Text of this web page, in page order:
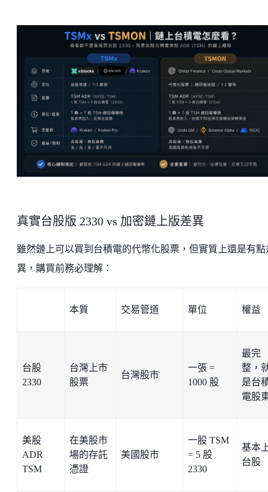
真實台股版 2330 vs 加密鏈上版差異
雖然鏈上可以買到台積電的代幣化股票，但實質上還是有點
異，購買前務必理解：
本質 交易管道 單位 權益
台股
2330
台灣上市
股票
台灣股市
一張 =
1000 股
最完
整，
是台
電股
美股
ADR
TSM
在美股市
場的存託
憑證
美國股市
一股 TSM
= 5 股
2330
基本
台股